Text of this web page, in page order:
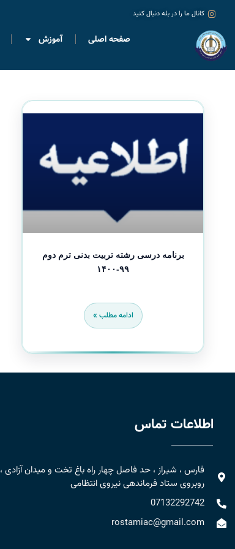
کانال ما را در بله دنبال کنید
صفحه اصلی آموزش
برنامه درسی رشته تربیت بدنی ترم دوم
۹۹-۱۴۰۰
ادامه مطلب »
اطلاعات تماس
فارس ، شیراز ، حد فاصل چهار راه باغ تخت و میدان آزادی ،
روبروی ستاد فرماندهی نیروی انتظامی
07132292742
rostamiac@gmail.com